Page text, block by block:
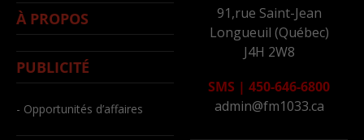
À PROPOS
PUBLICITÉ
- Opportunités d’affaires
91,rue Saint-Jean
Longueuil (Québec)
J4H 2W8
SMS | 450-646-6800
admin@fm1033.ca